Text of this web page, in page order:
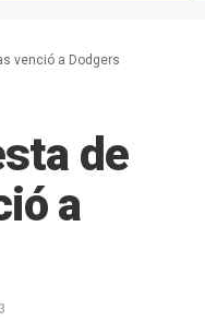
venció a Dodgers
de
a